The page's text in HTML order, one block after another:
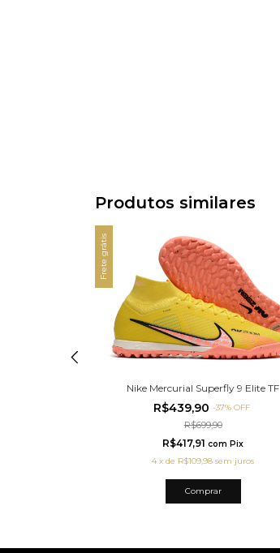
Produtos similares
Frete grátis
Nike Mercurial Superfly 9 Elite TF
R$439,90 -37% OFF
R$699,90
R$417,91com Pix
4 xde R$109,98 sem juros
Comprar